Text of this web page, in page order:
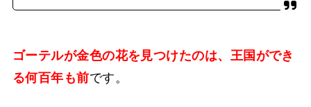
ゴーテルが金色の花を見つけたのは、王国ができ
る何百年も前です。